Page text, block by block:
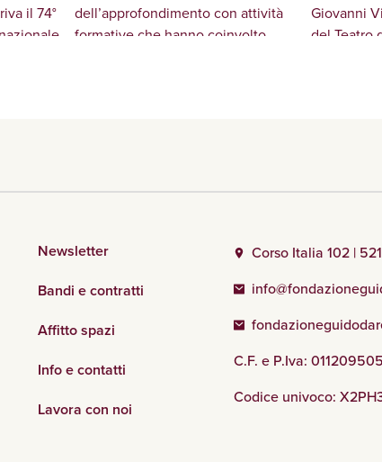
Newsletter
Bandi e contratti
Affitto spazi
Info e contatti
Lavora con noi
Corso Italia 102 |
C.F. e P.Iva:
Codice univoco: